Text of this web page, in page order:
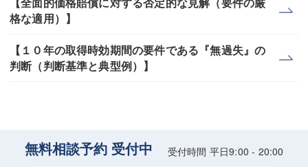
格な適用）】
【１０年の取得時効期間の要件である『無過失』の
判断（判断基準と典型例）】
無料相談予約 受付中 受付時間 平日9:00 - 20:00